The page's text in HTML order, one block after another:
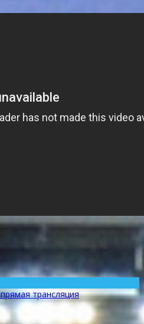
трансляция